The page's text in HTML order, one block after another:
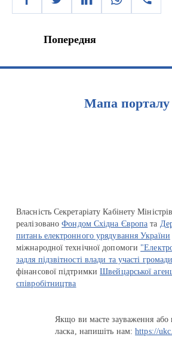
Попередня
Мапа порталу
Власність Секретаріату Кабінету
реалізованоФондом Східна Європа та
питань електронного урядування України
міжнародної технічної допомоги
задля підзвітності влади та участі
фінансової підтримкиШвейцарської
співробітництва
Якщо ви маєте зауваження або
ласка, напишіть нам:https://